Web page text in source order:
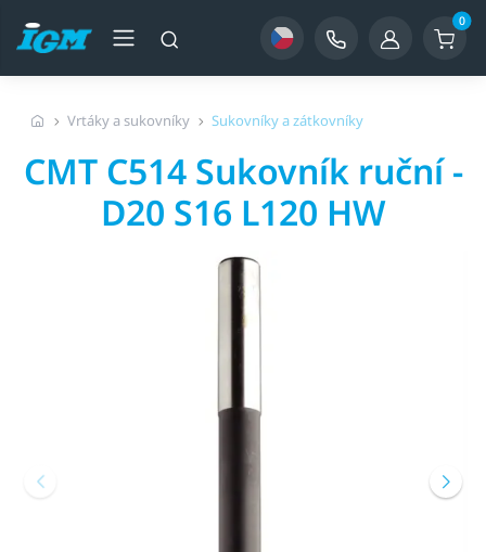
0
Vrtáky a sukovníky Sukovníky a zátkovníky
CMT C514 Sukovník ruční -
D20 S16 L120 HW